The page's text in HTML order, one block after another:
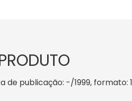
de publicação: -/1999,